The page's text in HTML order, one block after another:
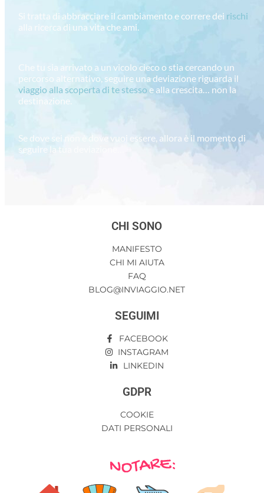
Si tratta di abbracciare il cambiamento e correre dei rischi
alla ricerca di una vita che ami.
Che tu sia arrivato a un vicolo cieco o stia cercando un
percorso alternativo, seguire una deviazione riguarda il
viaggio alla scoperta di te stesso e alla crescita… non la
destinazione.
Se dove sei non è dove vuoi essere, allora è il momento di
seguire la tua deviazione…
CHI SONO
MANIFESTO
CHI MI AIUTA
FAQ
BLOG@INVIAGGIO.NET
SEGUIMI
FACEBOOK
INSTAGRAM
LINKEDIN
GDPR
COOKIE
DATI PERSONALI